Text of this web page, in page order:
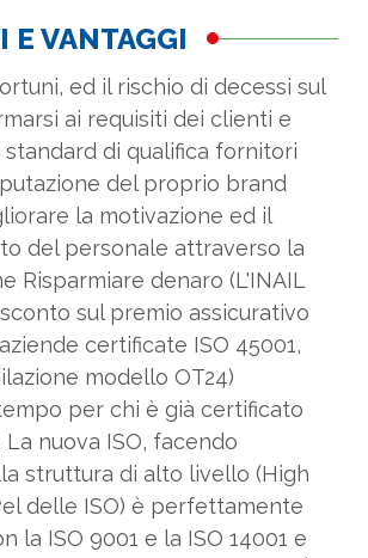
del personale attraverso la
Risparmiare denaro (L'INAIL
sul premio assicurativo
certificate ISO 45001,
modello OT24)
per chi è già certificato
La nuova ISO, facendo
struttura di alto livello (High
delle ISO) è perfettamente
la ISO 9001 e la ISO 14001 e
dell'organizzazione FINALITÀ
nuovi requisiti della norma e
per l’azienda
per la migrazione
Acquisire la capacità di
di gestione della